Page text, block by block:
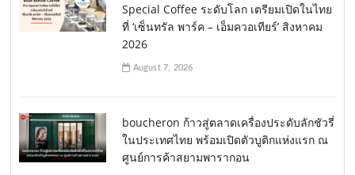
Special Coffee ระดับโลก เตรียมเปิดในไทย
ที่ ‘เซ็นทรัล พาร์ค – เอ็มควอเทียร์’ สิงหาคม
2026
August 7, 2026
boucheron ก้าวสู่ตลาดเครื่องประดับลักชัวรี่
ในประเทศไทย พร้อมเปิดตัวบูติกแห่งแรก ณ
ศูนย์การค้าสยามพารากอน